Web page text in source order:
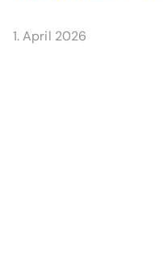
1. April 2026